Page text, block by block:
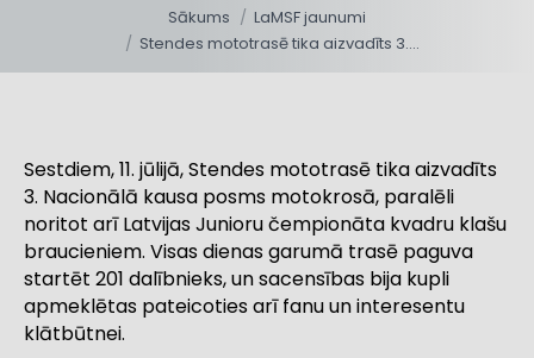
Sākums
LaMSF jaunumi
Stendes mototrasē tika aizvadīts 3.…
Sestdiem, 11. jūlijā, Stendes mototrasē tika aizvadīts
3. Nacionālā kausa posms motokrosā, paralēli
noritot arī Latvijas Junioru čempionāta kvadru klašu
braucieniem. Visas dienas garumā trasē paguva
startēt 201 dalībnieks, un sacensības bija kupli
apmeklētas pateicoties arī fanu un interesentu
klātbūtnei.